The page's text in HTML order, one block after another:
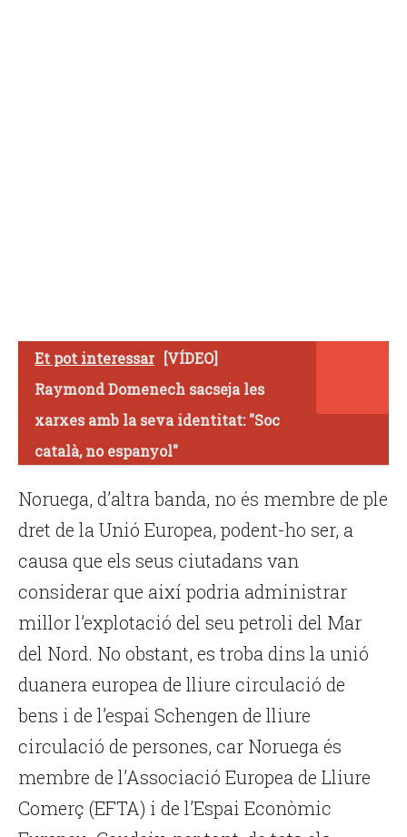
Et pot interessar
[VÍDEO]
Raymond Domenech sacseja les
xarxes amb la seva identitat: "Soc
català, no espanyol"
Noruega, d’altra banda, no és membre de ple
dret de la Unió Europea, podent-ho ser, a
causa que els seus ciutadans van
considerar que així podria administrar
millor l’explotació del seu petroli del Mar
del Nord. No obstant, es troba dins la unió
duanera europea de lliure circulació de
bens i de l’espai Schengen de lliure
circulació de persones, car Noruega és
membre de l’Associació Europea de Lliure
Comerç (EFTA) i de l’Espai Econòmic